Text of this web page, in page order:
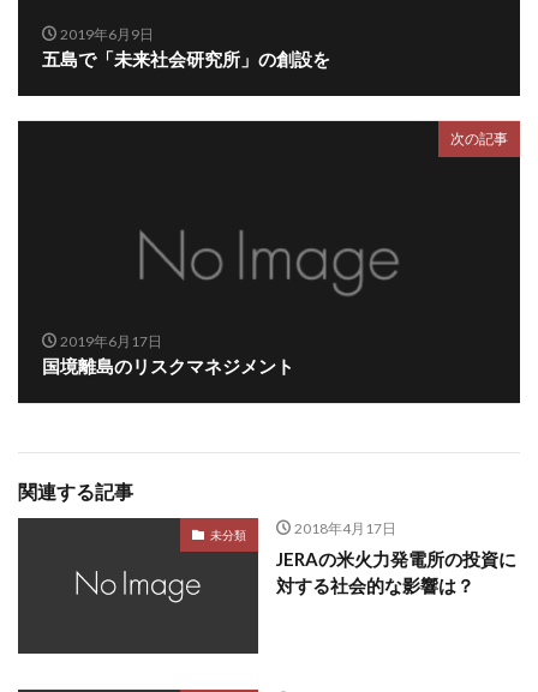
2019年6月9日
五島で「未来社会研究所」の創設を
次の記事
2019年6月17日
国境離島のリスクマネジメント
関連する記事
未分類 2018年4月17日
JERAの米火力発電所の投資に
対する社会的な影響は？